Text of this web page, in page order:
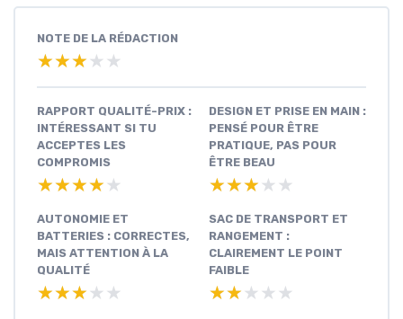
NOTE DE LA RÉDACTION
★★★★★
★★★★★
RAPPORT QUALITÉ-PRIX :
INTÉRESSANT SI TU
ACCEPTES LES
COMPROMIS
★★★★★
★★★★★
DESIGN ET PRISE EN MAIN :
PENSÉ POUR ÊTRE
PRATIQUE, PAS POUR
ÊTRE BEAU
★★★★★
★★★★★
AUTONOMIE ET
BATTERIES : CORRECTES,
MAIS ATTENTION À LA
QUALITÉ
★★★★★
★★★★★
SAC DE TRANSPORT ET
RANGEMENT :
CLAIREMENT LE POINT
FAIBLE
★★★★★
★★★★★